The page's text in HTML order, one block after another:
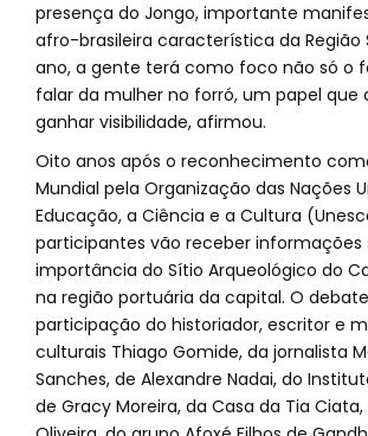
presença do Jongo, importante
afro-brasileira característica da Região
ano, a gente terá como foco não só o
falar da mulher no forró, um papel que
ganhar visibilidade, afirmou.
Oito anos após o reconhecimento
Mundial pela Organização das Nações
Educação, a Ciência e a Cultura
participantes vão receber informações
importância do Sítio Arqueológico do
na região portuária da capital. O
participação do historiador, escritor e
culturais Thiago Gomide, da jornalista
Sanches, de Alexandre Nadai, do
de Gracy Moreira, da Casa da Tia